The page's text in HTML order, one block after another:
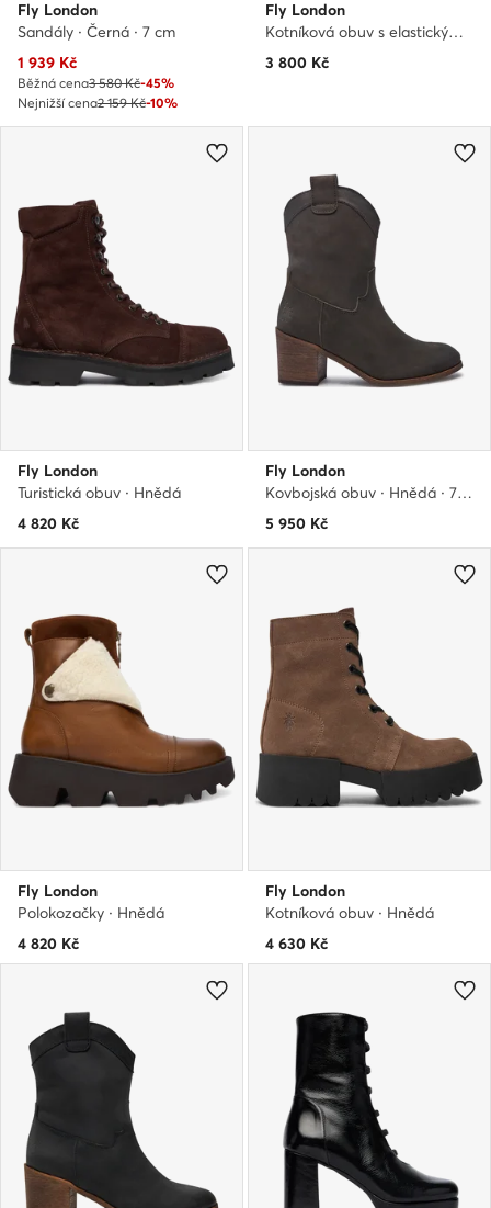
Fly London
Sandály · Černá · 7 cm
Aktuální cena
1 939 Kč
Běžná cena3 580 Kč-45%
Nejnižší cena2 159 Kč-10%
Fly London
Kotníková obuv s elastickým prvkem · Hnědá
3 800 Kč
Fly London
Turistická obuv · Hnědá
4 820 Kč
Fly London
Kovbojská obuv · Hnědá · 7 cm
5 950 Kč
Fly London
Polokozačky · Hnědá
4 820 Kč
Fly London
Kotníková obuv · Hnědá
4 630 Kč